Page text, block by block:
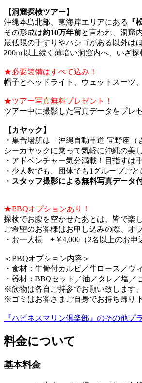
【洞窟探検ツアー】
沖縄本島北部、東海岸エリアにある
『
その形成は約10万年前と言われ、洞窟
最低限の手すりやハシゴがある以外は
200ｍ以上続く薄暗い洞窟内へ、いざ探
★必要装備はすべて込み！
帽子とヘッドライト、ウェットスーツ
★ツアー写真無料プレゼント！
ツアー中に撮影した写真データをプレ
【カヤック】
・集合場所は「沖縄自動車道 宜野座
シーカヤックに乗って気軽に沖縄の美
・アドベンチャー気分満載！目指すは
・少人数でも、団体でも1グループご
・ スタッフ撮影による無料写真データ
★BBQオプションあり！
探検でお腹を空かせたあとは、皆で楽
ご希望のお客様はお申し込みの際、オ
・お一人様 +￥4,000（2名以上のお申
＜BBQオプション内容＞
・食材：牛骨付カルビ／牛ロース／
・器材：BBQセット／油／タレ／塩／
※飲物は各自ご持参でお願い致します。
※ゴミはお客さまご自身でお持ち帰り下
『ハピネスマリン倶楽部』のその他プ
料金について
基本料金